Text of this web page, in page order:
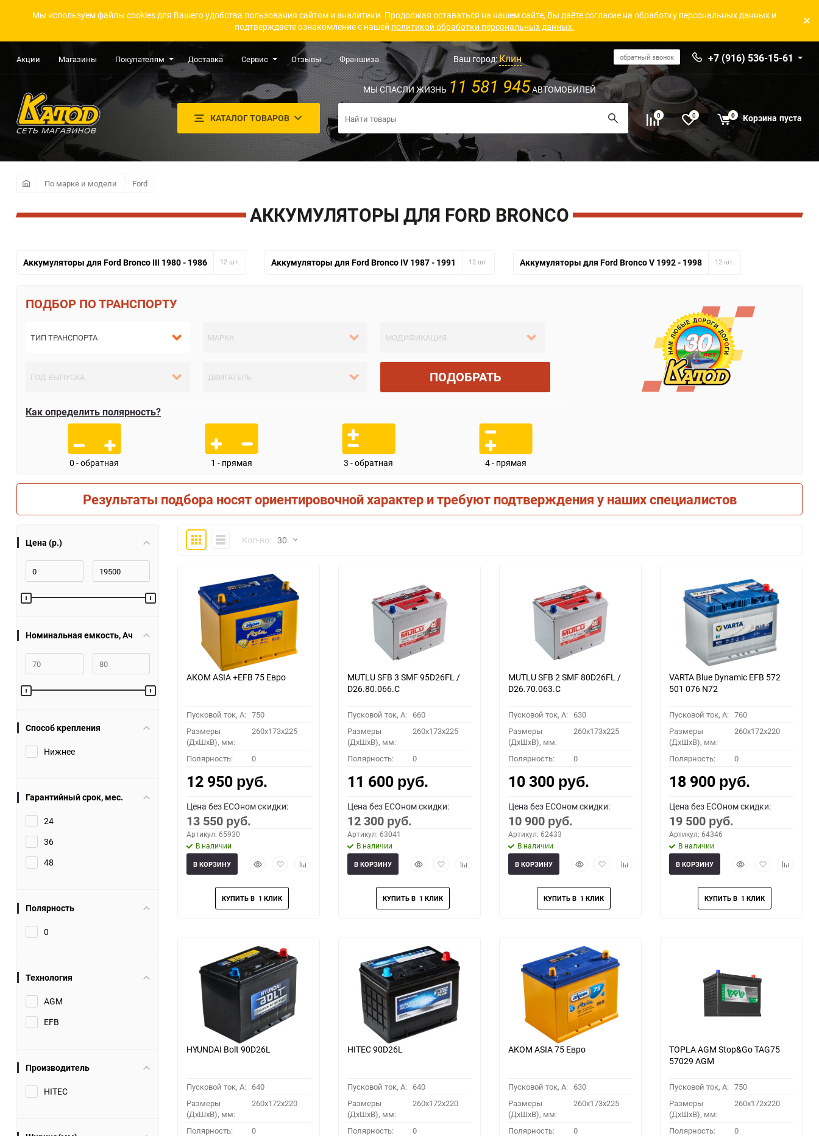
Мы используем файлы cookies для Вашего удобства пользования сайтом и аналитики. Продолжая оставаться на нашем сайте, Вы даёте согласие на обработку персональных данных и
подтверждаете ознакомление с нашей политикой обработки персональных данных.
Акции Магазины Покупателям Доставка Сервис Отзывы Франшиза Ваш город:Клин обратный звонок +7 (916) 536-15-61
КАТАЛОГ ТОВАРОВ
МЫ СПАСЛИ ЖИЗНЬ 11 581 945АВТОМОБИЛЕЙ
0 0 0 Корзина пуста
По марке и модели Ford
АККУМУЛЯТОРЫ ДЛЯ FORD BRONCO
Аккумуляторы для Ford Bronco III 1980 - 1986 12 шт. Аккумуляторы для Ford Bronco IV 1987 - 1991 12 шт. Аккумуляторы для Ford Bronco V 1992 - 1998 12 шт.
ПО ТРАНСПОРТУ
ПОДОБРАТЬ
Как определить полярность?
0 - обратная 1 - прямая 3 - обратная 4 - прямая
Результаты подбора носят ориентировочной характер и требуют подтверждения у наших специалистов
Цена (р.)
Номинальная емкость, Ач
Способ крепления
Нижнее
Гарантийный срок, мес.
24
36
48
Полярность
0
Технология
AGM
EFB
Производитель
HITEC
ПлиткаКомпактноКол-во: 30
30
60
90
150
АКОМ ASIA +EFB 75 Евро
Пусковой ток, A: 750
Размеры
(ДхШхВ), мм:
260x173x225
Полярность: 0
12 950 руб.
Цена без ECOном скидки:
13 550 руб.
Артикул: 65930
В наличии
БыстрыйДобавить
избранное
Добавить
В КОРЗИНУ
MUTLU SFB 3 SMF 95D26FL /
D26.80.066.C
Пусковой ток, A: 660
Размеры
(ДхШхВ), мм:
260x173x225
Полярность: 0
11 600 руб.
Цена без ECOном скидки:
12 300 руб.
Артикул: 63041
В наличии
БыстрыйДобавить
избранное
Добавить
В КОРЗИНУ
MUTLU SFB 2 SMF 80D26FL /
D26.70.063.C
Пусковой ток, A: 630
Размеры
(ДхШхВ), мм:
260x173x225
Полярность: 0
10 300 руб.
Цена без ECOном скидки:
10 900 руб.
Артикул: 62433
В наличии
БыстрыйДобавить
избранное
Добавить
В КОРЗИНУ
VARTA Blue Dynamic EFB 572
501 076 N72
Пусковой ток, A: 760
Размеры
(ДхШхВ), мм:
260x172x220
Полярность: 0
18 900 руб.
Цена без ECOном скидки:
19 500 руб.
Артикул: 64346
В наличии
БыстрыйДобавить
избранное
Добавить
В КОРЗИНУ
HYUNDAI Bolt 90D26L
Пусковой ток, A: 640
Размеры
(ДхШхВ), мм:
260x172x220
Полярность: 0
HITEC 90D26L
Пусковой ток, A: 640
Размеры
(ДхШхВ), мм:
260x172x220
Полярность: 0
АКОМ ASIA 75 Евро
Пусковой ток, A: 630
Размеры
(ДхШхВ), мм:
260x173x225
Полярность: 0
TOPLA AGM Stop&Go TAG75
57029 AGM
Пусковой ток, A: 750
Размеры
(ДхШхВ), мм:
260x172x220
Полярность: 0